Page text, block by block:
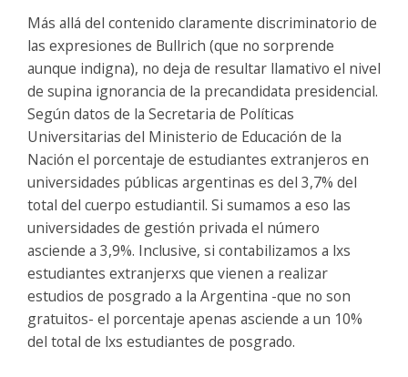
Más allá del contenido claramente discriminatorio de
las expresiones de Bullrich (que no sorprende
aunque indigna), no deja de resultar llamativo el nivel
de supina ignorancia de la precandidata presidencial.
Según datos de la Secretaria de Políticas
Universitarias del Ministerio de Educación de la
Nación el porcentaje de estudiantes extranjeros en
universidades públicas argentinas es del 3,7% del
total del cuerpo estudiantil. Si sumamos a eso las
universidades de gestión privada el número
asciende a 3,9%. Inclusive, si contabilizamos a lxs
estudiantes extranjerxs que vienen a realizar
estudios de posgrado a la Argentina -que no son
gratuitos- el porcentaje apenas asciende a un 10%
del total de lxs estudiantes de posgrado.